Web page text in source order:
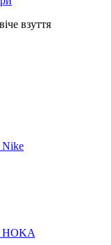
взуття
Nike
HOKA